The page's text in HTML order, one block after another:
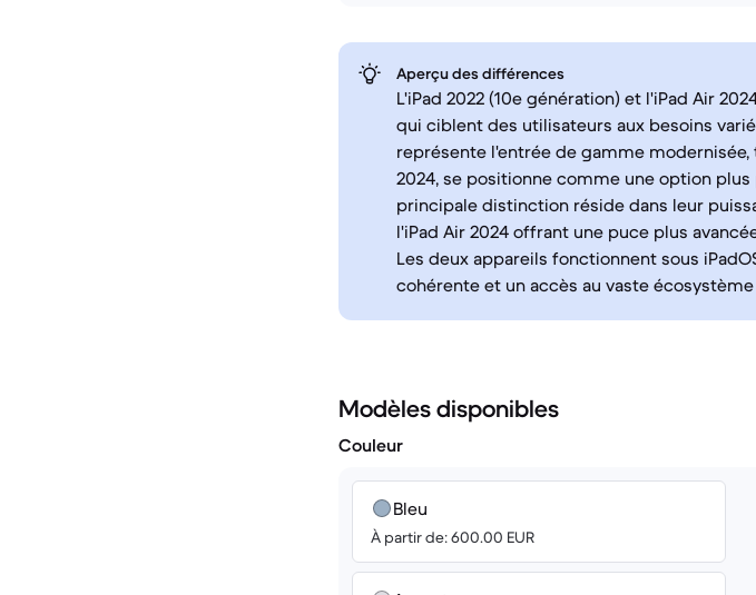
Aperçu des différences
L'iPad 2022 (10e génération) et l'iPad Air
qui ciblent des utilisateurs aux besoins
représente l'entrée de gamme
2024, se positionne comme une option
principale distinction réside dans leur
l'iPad Air 2024 offrant une puce plus
Les deux appareils fonctionnent sous
cohérente et un accès au vaste
Modèles disponibles
Couleur
Bleu
À partir de: 600.00 EUR